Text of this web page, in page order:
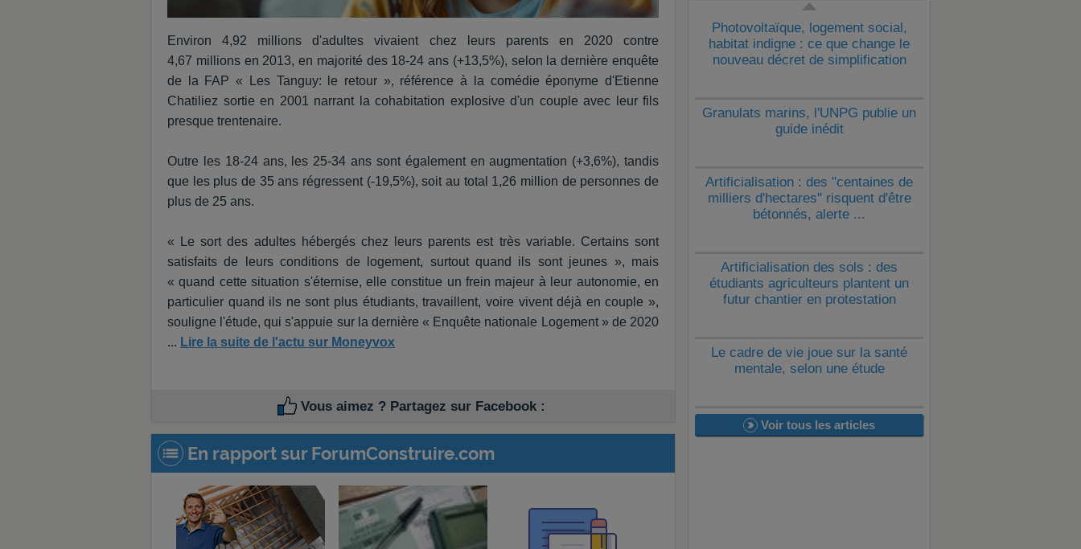
Environ 4,92 millions d'adultes vivaient chez leurs parents en 2020 contre
4,67 millions en 2013, en majorité des 18-24 ans (+13,5%), selon la dernière enquête
de la FAP « Les Tanguy: le retour », référence à la comédie éponyme d'Etienne
Chatiliez sortie en 2001 narrant la cohabitation explosive d'un couple avec leur fils
presque trentenaire.
Outre les 18-24 ans, les 25-34 ans sont également en augmentation (+3,6%), tandis
que les plus de 35 ans régressent (-19,5%), soit au total 1,26 million de personnes de
plus de 25 ans.
« Le sort des adultes hébergés chez leurs parents est très variable. Certains sont
satisfaits de leurs conditions de logement, surtout quand ils sont jeunes », mais
« quand cette situation s'éternise, elle constitue un frein majeur à leur autonomie, en
particulier quand ils ne sont plus étudiants, travaillent, voire vivent déjà en couple »,
souligne l'étude, qui s'appuie sur la dernière « Enquête nationale Logement » de 2020
... Lire la suite de l'actu sur Moneyvox
Vous aimez ? Partagez sur Facebook :
En rapport sur ForumConstruire.com
Photovoltaïque, logement social,
habitat indigne : ce que change le
nouveau décret de simplification
Granulats marins, l'UNPG publie un
guide inédit
Artificialisation : des "centaines de
milliers d'hectares" risquent d'être
bétonnés, alerte ...
Artificialisation des sols : des
étudiants agriculteurs plantent un
futur chantier en protestation
Le cadre de vie joue sur la santé
mentale, selon une étude
Voir tous les articles